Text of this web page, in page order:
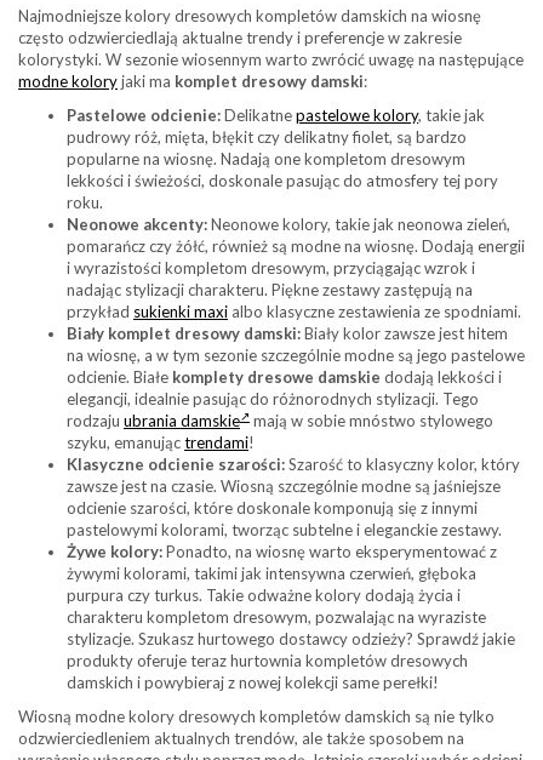
Najmodniejsze kolory dresowych kompletów damskich na wiosnę
często odzwierciedlają aktualne trendy i preferencje w zakresie
kolorystyki. W sezonie wiosennym warto zwrócić uwagę na następujące
modne koloryjaki ma komplet dresowy damski:
Pastelowe odcienie:Delikatnepastelowe kolory, takie jak
pudrowy róż, mięta, błękit czy delikatny fiolet, są bardzo
popularne na wiosnę. Nadają one kompletom dresowym
lekkości i świeżości, doskonale pasując do atmosfery tej pory
roku.
Neonowe akcenty:Neonowe kolory, takie jak neonowa zieleń,
pomarańcz czy żółć, również są modne na wiosnę. Dodają energii
i wyrazistości kompletom dresowym, przyciągając wzrok i
nadając stylizacji charakteru. Piękne zestawy zastępują na
przykład sukienki maxi albo klasyczne zestawienia ze spodniami.
Biały komplet dresowy damski:Biały kolor zawsze jest hitem
na wiosnę, a w tym sezonie szczególnie modne są jego pastelowe
odcienie. Białe komplety dresowe damskie dodają lekkości i
elegancji, idealnie pasując do różnorodnych stylizacji. Tego
rodzaju ubrania damskie
mają w sobie mnóstwo stylowego
szyku, emanująctrendami!
Klasyczne odcienie szarości:Szarość to klasyczny kolor, który
zawsze jest na czasie. Wiosną szczególnie modne są jaśniejsze
odcienie szarości, które doskonale komponują się z innymi
pastelowymi kolorami, tworząc subtelne i eleganckie zestawy.
Żywe kolory:Ponadto, na wiosnę warto eksperymentować z
żywymi kolorami, takimi jak intensywna czerwień, głęboka
purpura czy turkus. Takie odważne kolory dodają życia i
charakteru kompletom dresowym, pozwalając na wyraziste
stylizacje. Szukasz hurtowego dostawcy odzieży? Sprawdź jakie
produkty oferuje teraz hurtownia kompletów dresowych
damskich i powybieraj z nowej kolekcji same perełki!
Wiosną modne kolory dresowych kompletów damskich są nie tylko
odzwierciedleniem aktualnych trendów, ale także sposobem na